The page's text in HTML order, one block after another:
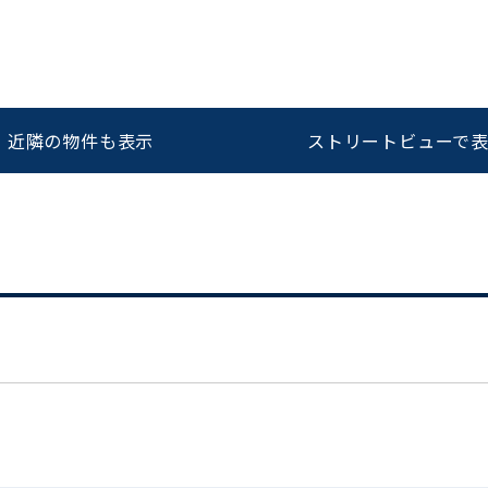
スムーズにご案内できます
0120-620-213
近隣の物件も表示 ストリートビューで